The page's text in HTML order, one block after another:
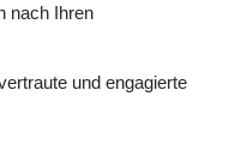
nach Ihren
und engagierte